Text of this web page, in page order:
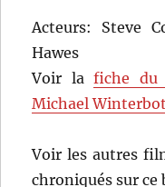
Acteurs: Steve
Hawes
Voir lafiche
Michael
Voir les autres
chroniqués sur ce